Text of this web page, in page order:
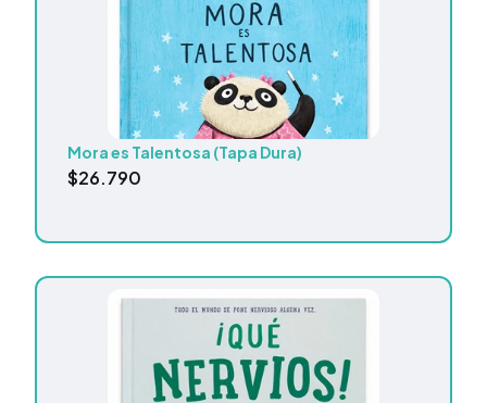
Mora es Talentosa (Tapa Dura)
$26.790